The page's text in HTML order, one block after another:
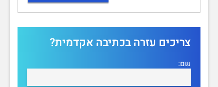
צריכים עזרה בכתיבה אקדמית?
שם: